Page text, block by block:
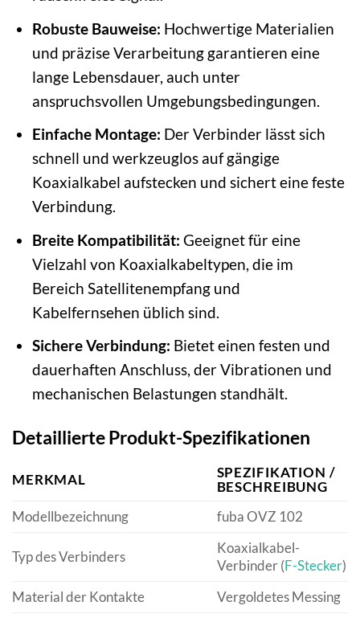
Robuste Bauweise: Hochwertige Materialien
und präzise Verarbeitung garantieren eine
lange Lebensdauer, auch unter
anspruchsvollen Umgebungsbedingungen.
Einfache Montage: Der Verbinder lässt sich
schnell und werkzeuglos auf gängige
Koaxialkabel aufstecken und sichert eine feste
Verbindung.
Breite Kompatibilität: Geeignet für eine
Vielzahl von Koaxialkabeltypen, die im
Bereich Satellitenempfang und
Kabelfernsehen üblich sind.
Sichere Verbindung: Bietet einen festen und
dauerhaften Anschluss, der Vibrationen und
mechanischen Belastungen standhält.
Detaillierte Produkt-Spezifikationen
MERKMAL
SPEZIFIKATION /
BESCHREIBUNG
Modellbezeichnung
fuba OVZ 102
Typ des Verbinders
Koaxialkabel-
Verbinder (F-Stecker)
Material der Kontakte
Vergoldetes Messing